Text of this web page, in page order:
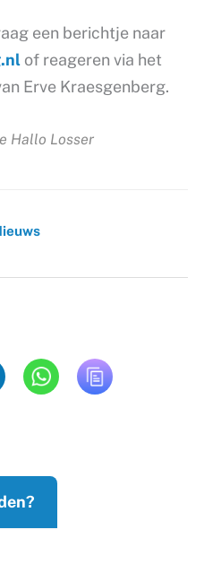
een berichtje naar
of reageren via het
Erve Kraesgenberg.
Hallo Losser